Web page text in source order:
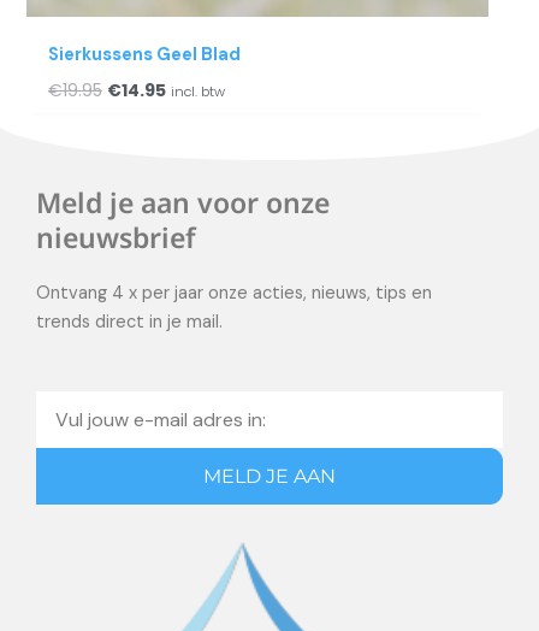
Sierkussens Geel Blad
€19.95 €14.95 incl. btw
Meld je aan voor onze
nieuwsbrief
Ontvang 4 x per jaar onze acties, nieuws, tips en
trends direct in je mail.
MELD JE AAN